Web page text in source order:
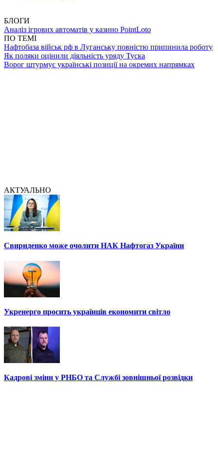
БЛОГИ
Аналіз ігрових автоматів у казино PointLoto
ПО ТЕМІ
Нафтобаза військ рф в Луганську повністю припинила роботу
Як поляки оцінили діяльність уряду Туска
Ворог штурмує українські позиції на окремих напрямках
АКТУАЛЬНО
Свириденко може очолити НАК Нафтогаз України
Укренерго просить українців економити світло
Кадрові зміни у РНБО та Службі зовнішньої розвідки